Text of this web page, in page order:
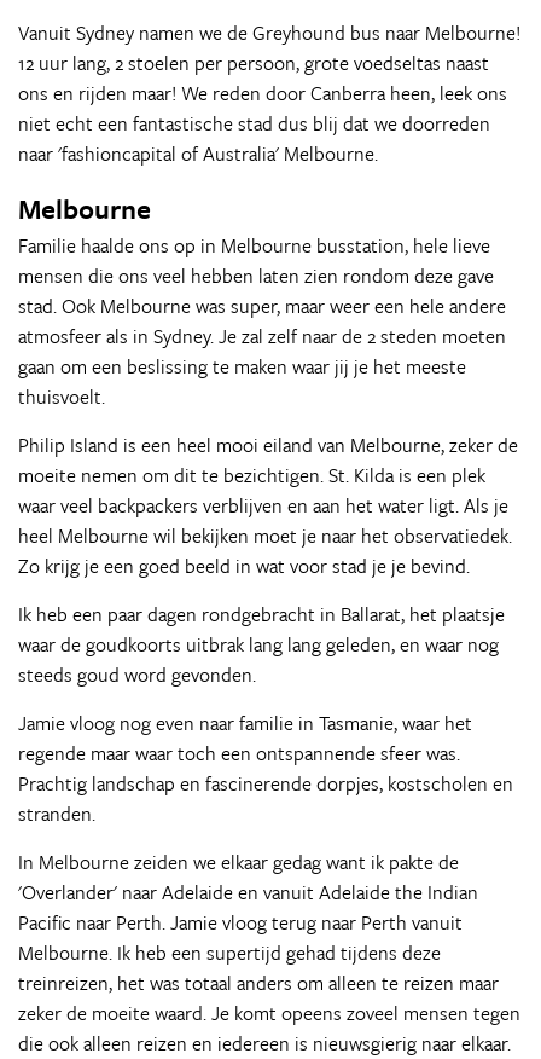
Vanuit Sydney namen we de Greyhound bus naar Melbourne!
12 uur lang, 2 stoelen per persoon, grote voedseltas naast
ons en rijden maar! We reden door Canberra heen, leek ons
niet echt een fantastische stad dus blij dat we doorreden
naar 'fashioncapital of Australia' Melbourne.
Melbourne
Familie haalde ons op in Melbourne busstation, hele lieve
mensen die ons veel hebben laten zien rondom deze gave
stad. Ook Melbourne was super, maar weer een hele andere
atmosfeer als in Sydney. Je zal zelf naar de 2 steden moeten
gaan om een beslissing te maken waar jij je het meeste
thuisvoelt.
Philip Island is een heel mooi eiland van Melbourne, zeker de
moeite nemen om dit te bezichtigen. St. Kilda is een plek
waar veel backpackers verblijven en aan het water ligt. Als je
heel Melbourne wil bekijken moet je naar het observatiedek.
Zo krijg je een goed beeld in wat voor stad je je bevind.
Ik heb een paar dagen rondgebracht in Ballarat, het plaatsje
waar de goudkoorts uitbrak lang lang geleden, en waar nog
steeds goud word gevonden.
Jamie vloog nog even naar familie in Tasmanie, waar het
regende maar waar toch een ontspannende sfeer was.
Prachtig landschap en fascinerende dorpjes, kostscholen en
stranden.
In Melbourne zeiden we elkaar gedag want ik pakte de
'Overlander' naar Adelaide en vanuit Adelaide the Indian
Pacific naar Perth. Jamie vloog terug naar Perth vanuit
Melbourne. Ik heb een supertijd gehad tijdens deze
treinreizen, het was totaal anders om alleen te reizen maar
zeker de moeite waard. Je komt opeens zoveel mensen tegen
die ook alleen reizen en iedereen is nieuwsgierig naar elkaar.